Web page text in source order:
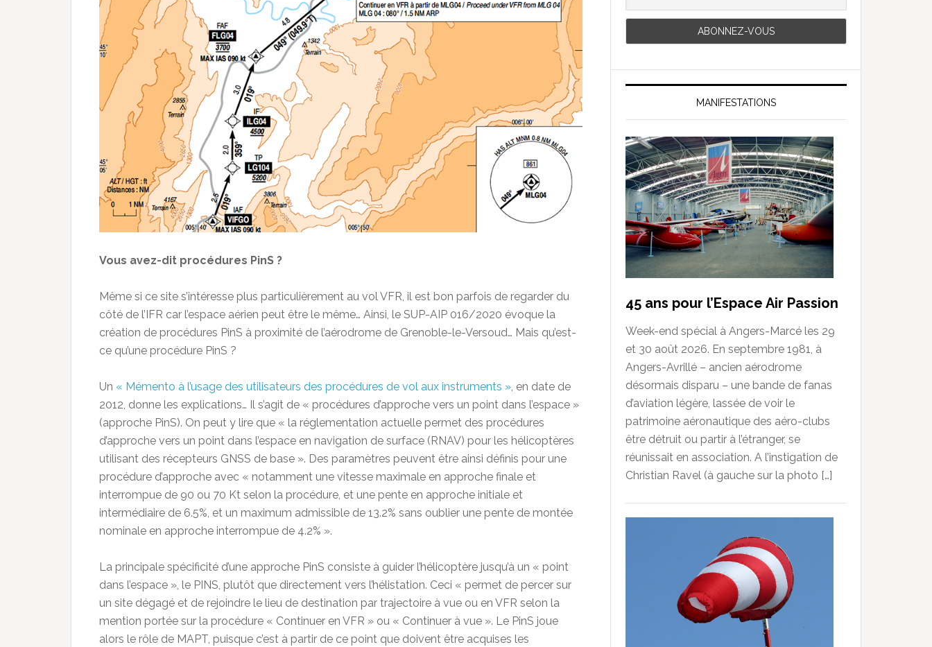
Vous avez-dit procédures PinS ?
Même si ce site s’intéresse plus particulièrement au vol VFR, il est bon parfois de regarder du
côté de l’IFR car l’espace aérien peut être le même… Ainsi, le SUP-AIP 016/2020 évoque la
création de procédures PinS à proximité de l’aérodrome de Grenoble-le-Versoud… Mais qu’est-
ce qu’une procédure PinS ?
Un « Mémento à l’usage des utilisateurs des procédures de vol aux instruments », en date de
2012, donne les explications… Il s’agit de « procédures d’approche vers un point dans l’espace »
(approche PinS). On peut y lire que « la réglementation actuelle permet des procédures
d’approche vers un point dans l’espace en navigation de surface (RNAV) pour les hélicoptères
utilisant des récepteurs GNSS de base ». Des paramètres peuvent être ainsi définis pour une
procédure d’approche avec « notamment une vitesse maximale en approche finale et
interrompue de 90 ou 70 Kt selon la procédure, et une pente en approche initiale et
intermédiaire de 6.5%, et un maximum admissible de 13.2% sans oublier une pente de montée
nominale en approche interrompue de 4.2% ».
La principale spécificité d’une approche PinS consiste à guider l’hélicoptère jusqu’à un « point
dans l’espace », le PINS, plutôt que directement vers l’hélistation. Ceci « permet de percer sur
un site dégagé et de rejoindre le lieu de destination par trajectoire à vue ou en VFR selon la
mention portée sur la procédure « Continuer en VFR » ou « Continuer à vue ». Le PinS joue
alors le rôle de MAPT, puisque c’est à partir de ce point que doivent être acquises les
MANIFESTATIONS
45 ans pour l’Espace Air Passion
Week-end spécial à Angers-Marcé les 29
et 30 août 2026. En septembre 1981, à
Angers-Avrillé – ancien aérodrome
désormais disparu – une bande de fanas
d’aviation légère, lassée de voir le
patrimoine aéronautique des aéro-clubs
être détruit ou partir à l’étranger, se
réunissait en association. A l’instigation de
Christian Ravel (à gauche sur la photo […]